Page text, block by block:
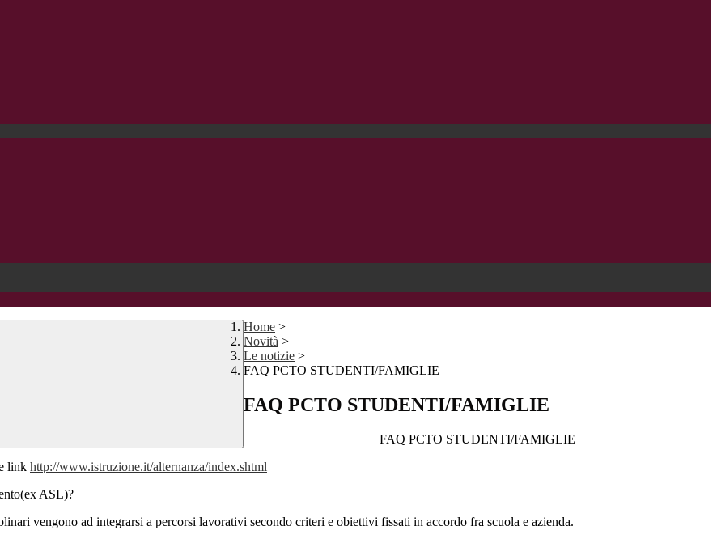
Home >
Novità >
Le notizie >
FAQ PCTO STUDENTI/FAMIGLIE
FAQ PCTO STUDENTI/FAMIGLIE
FAQ PCTO STUDENTI/FAMIGLIE
link http://www.istruzione.it/alternanza/index.shtml
ASL)?
vengono ad integrarsi a percorsi lavorativi secondo criteri e obiettivi fissati in accordo fra scuola e azienda.